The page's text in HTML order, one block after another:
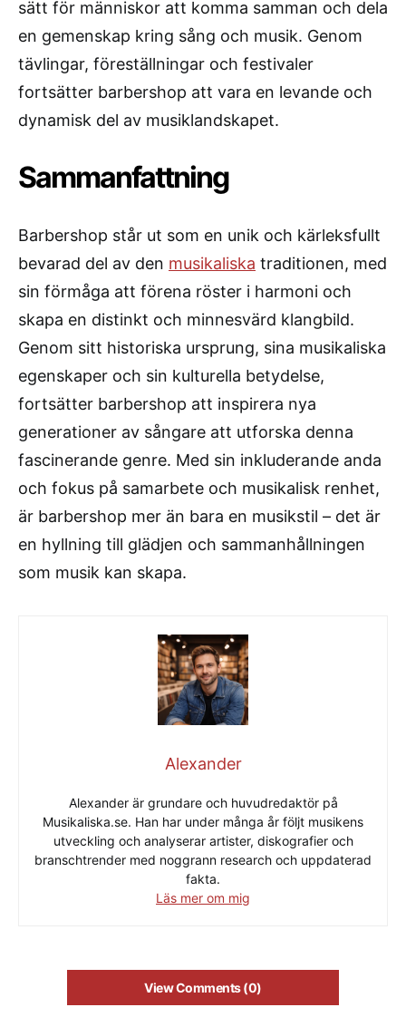
sätt för människor att komma samman och dela
en gemenskap kring sång och musik. Genom
tävlingar, föreställningar och festivaler
fortsätter barbershop att vara en levande och
dynamisk del av musiklandskapet.
Sammanfattning
Barbershop står ut som en unik och kärleksfullt
bevarad del av den musikaliska traditionen, med
sin förmåga att förena röster i harmoni och
skapa en distinkt och minnesvärd klangbild.
Genom sitt historiska ursprung, sina musikaliska
egenskaper och sin kulturella betydelse,
fortsätter barbershop att inspirera nya
generationer av sångare att utforska denna
fascinerande genre. Med sin inkluderande anda
och fokus på samarbete och musikalisk renhet,
är barbershop mer än bara en musikstil – det är
en hyllning till glädjen och sammanhållningen
som musik kan skapa.
Alexander
Alexander är grundare och huvudredaktör på
Musikaliska.se. Han har under många år följt musikens
utveckling och analyserar artister, diskografier och
branschtrender med noggrann research och uppdaterad
fakta.
Läs mer om mig
View Comments (0)